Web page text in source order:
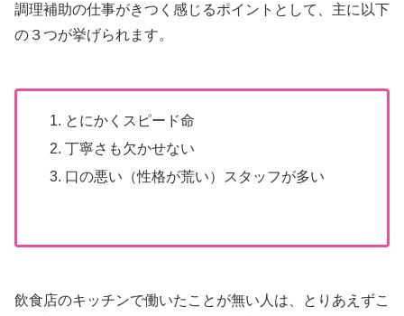
調理補助の仕事がきつく感じるポイントとして、主に以下
の３つが挙げられます。
とにかくスピード命
丁寧さも欠かせない
口の悪い（性格が荒い）スタッフが多い
飲食店のキッチンで働いたことが無い人は、とりあえずこ